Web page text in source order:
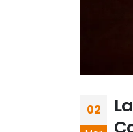
02